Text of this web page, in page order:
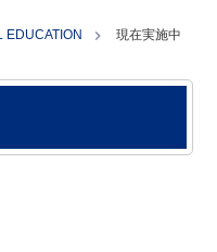
EDUCATION
現在実施中